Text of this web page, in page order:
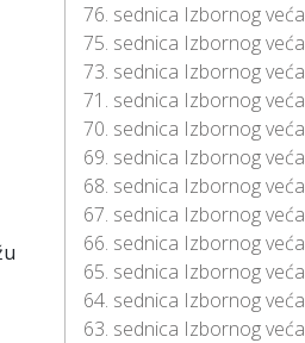
76. sednica Izbornog veća
75. sednica Izbornog veća
73. sednica Izbornog veća
71. sednica Izbornog veća
70. sednica Izbornog veća
69. sednica Izbornog veća
68. sednica Izbornog veća
67. sednica Izbornog veća
66. sednica Izbornog veća
65. sednica Izbornog veća
64. sednica Izbornog veća
63. sednica Izbornog veća